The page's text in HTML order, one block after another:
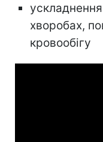
хворобах,
кровообігу